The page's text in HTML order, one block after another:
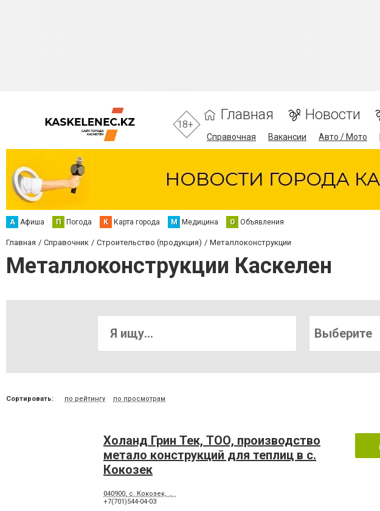
18+
Главная Новости
Справочная Вакансии Авто / Мото
А Афиша П Погода К Карта города М Медицина О Объявления
Главная Справочник Строительство (продукция) Металлоконструкции
Металлоконструкции Каскелен
Выберите
Сортировать: по рейтингу по просмотрам
Холанд Грин Тек, ТОО, производство
метало конструкций для теплиц в с.
Кокозек
040900, с. Кокозек, ., .
+7(701)544-04-03